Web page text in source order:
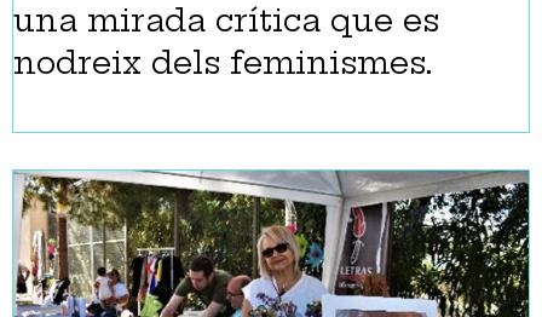
una mirada crítica que es
nodreix dels feminismes.